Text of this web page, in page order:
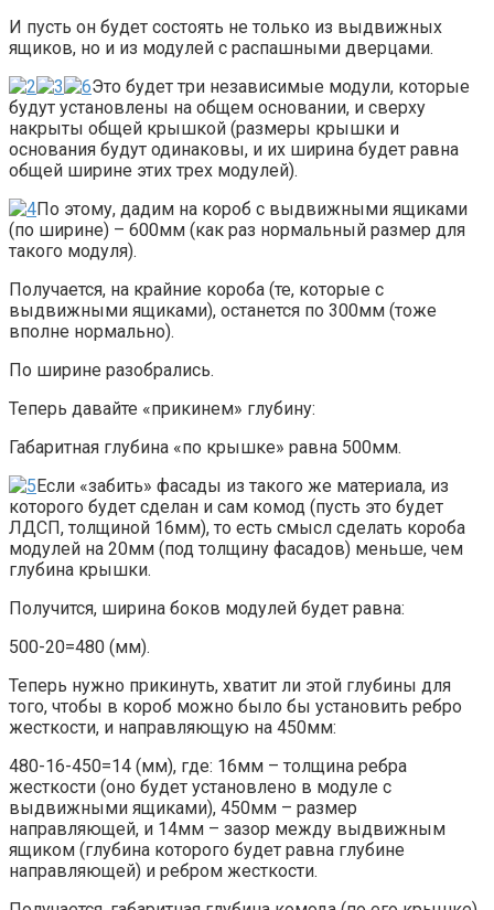
И пусть он будет состоять не только из выдвижных
ящиков, но и из модулей с распашными дверцами.
Это будет три независимые модули, которые
будут установлены на общем основании, и сверху
накрыты общей крышкой (размеры крышки и
основания будут одинаковы, и их ширина будет равна
общей ширине этих трех модулей).
По этому, дадим на короб с выдвижными ящиками
(по ширине) – 600мм (как раз нормальный размер для
такого модуля).
Получается, на крайние короба (те, которые с
выдвижными ящиками), останется по 300мм (тоже
вполне нормально).
По ширине разобрались.
Теперь давайте «прикинем» глубину:
Габаритная глубина «по крышке» равна 500мм.
Если «забить» фасады из такого же материала, из
которого будет сделан и сам комод (пусть это будет
ЛДСП, толщиной 16мм), то есть смысл сделать короба
модулей на 20мм (под толщину фасадов) меньше, чем
глубина крышки.
Получится, ширина боков модулей будет равна:
500-20=480 (мм).
Теперь нужно прикинуть, хватит ли этой глубины для
того, чтобы в короб можно было бы установить ребро
жесткости, и направляющую на 450мм:
480-16-450=14 (мм), где: 16мм – толщина ребра
жесткости (оно будет установлено в модуле с
выдвижными ящиками), 450мм – размер
направляющей, и 14мм – зазор между выдвижным
ящиком (глубина которого будет равна глубине
направляющей) и ребром жесткости.